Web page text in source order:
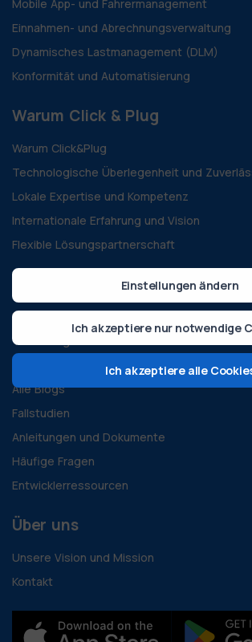
Mobile App- und Fahrermanagement
Einnahmen- und Abrechnungsverwaltung
Dynamisches Lastmanagement (DLM)
Konformität und Automatisierung
Warum Click & Plug
Warum Click&Plug
Technologische Überlegenheit und
Lokale Expertise und Kompetenz
Internationale Erfahrung und Vision
Flexible Lösungspartnerschaft
Wissenszentrum
Richtlinien & Vorschriften
Technologie & Innovation
Nachhaltigkeit & Grüne Energie
Alle Blogs
Fallstudien
Anleitungen und Dokumente
Häufige Fragen
Entwicklerressourcen
Über uns
Unsere Vision und Mission
Kontakt
Einstellungen ändern
Ich akzeptiere nur notwendige
Ich akzeptiere alle